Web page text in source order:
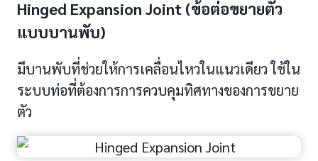
Hinged Expansion Joint (ข้อต่อขยายตัว
แบบบานพับ)
มีบานพับที่ช่วยให้การเคลื่อนไหวในแนวเดียว ใช้ใน
ระบบท่อที่ต้องการการควบคุมทิศทางของการขยาย
ตัว